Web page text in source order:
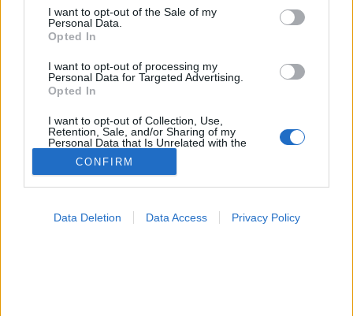
consent section.
I want to opt-out of the Sale of my
Personal Data.
Opted In
I want to opt-out of processing my
Personal Data for Targeted Advertising.
Opted In
I want to opt-out of Collection, Use,
Retention, Sale, and/or Sharing of my
Personal Data that Is Unrelated with the
Purposes for which it was collected.
Opted Out
CONFIRM
Data Deletion Data Access Privacy Policy
Konyhai alapanyagok
2026. március 05. 10:34